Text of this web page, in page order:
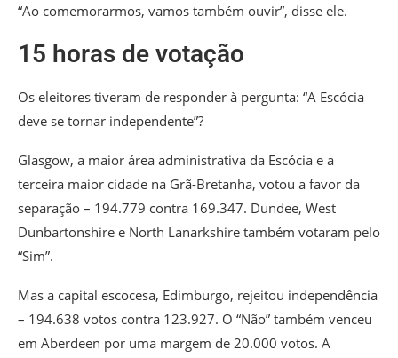
“Ao comemorarmos, vamos também ouvir”, disse ele.
15 horas de votação
Os eleitores tiveram de responder à pergunta: “A Escócia
deve se tornar independente”?
Glasgow, a maior área administrativa da Escócia e a
terceira maior cidade na Grã-Bretanha, votou a favor da
separação – 194.779 contra 169.347. Dundee, West
Dunbartonshire e North Lanarkshire também votaram pelo
“Sim”.
Mas a capital escocesa, Edimburgo, rejeitou independência
– 194.638 votos contra 123.927. O “Não” também venceu
em Aberdeen por uma margem de 20.000 votos. A